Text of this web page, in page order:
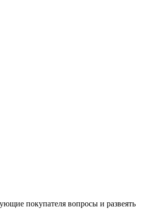
покупателя вопросы и развеять